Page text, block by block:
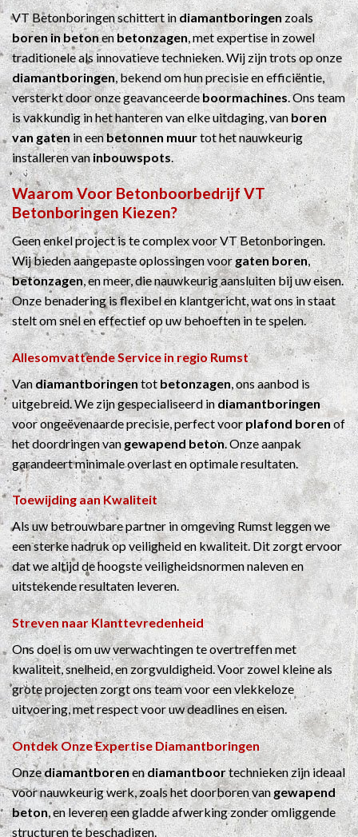
VT Betonboringen schittert indiamantboringenzoals
boren in betonenbetonzagen, met expertise in zowel
traditionele als innovatieve technieken. Wij zijn trots op onze
diamantboringen, bekend om hun precisie en efficiëntie,
versterkt door onze geavanceerdeboormachines. Ons team
is vakkundig in het hanteren van elke uitdaging, vanboren
van gatenin eenbetonnen muurtot het nauwkeurig
installeren vaninbouwspots.
Waarom VoorBetonboorbedrijfVT
Betonboringen Kiezen?
Geen enkel project is te complex voor VT Betonboringen.
Wij bieden aangepaste oplossingen voorgaten boren,
betonzagen, en meer, die nauwkeurig aansluiten bij uw eisen.
Onze benadering is flexibel en klantgericht, wat ons in staat
stelt om snel en effectief op uw behoeften in te spelen.
Allesomvattende Service in regio Rumst
Vandiamantboringentotbetonzagen, ons aanbod is
uitgebreid. We zijn gespecialiseerd indiamantboringen
voor ongeëvenaarde precisie, perfect voorplafond borenof
het doordringen vangewapend beton. Onze aanpak
garandeert minimale overlast en optimale resultaten.
Toewijding aan Kwaliteit
Als uw betrouwbare partner in omgeving Rumst leggen we
een sterke nadruk op veiligheid en kwaliteit. Dit zorgt ervoor
dat we altijd de hoogste veiligheidsnormen naleven en
uitstekende resultaten leveren.
Streven naar Klanttevredenheid
Ons doel is om uw verwachtingen te overtreffen met
kwaliteit, snelheid, en zorgvuldigheid. Voor zowel kleine als
grote projecten zorgt ons team voor een vlekkeloze
uitvoering, met respect voor uw deadlines en eisen.
Ontdek Onze ExpertiseDiamantboringen
Onzediamantborenendiamantboortechnieken zijn ideaal
voor nauwkeurig werk, zoals het doorboren vangewapend
beton, en leveren een gladde afwerking zonder omliggende
structuren te beschadigen.